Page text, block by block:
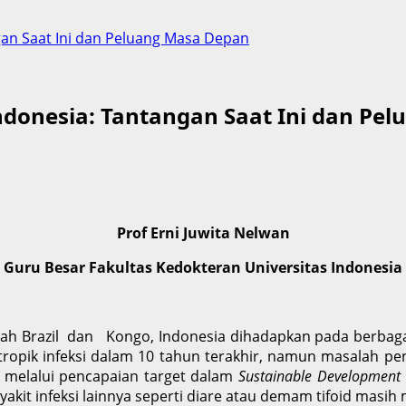
Saat Ini dan Peluang Masa Depan
Tantangan Saat Ini dan
Prof Erni Juwita Nelwan
Guru Besar Fakultas Kedokteran Universitas Indonesia
dan Kongo, Indonesia dihadapkan pada
infeksi dalam 10 tahun terakhir, namun masalah
pencapaian target dalam Sustainable
infeksi lainnya seperti diare atau demam tifoid masih